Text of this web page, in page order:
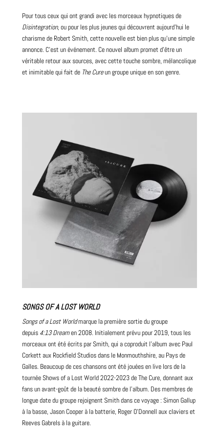
Pour tous ceux qui ont grandi avec les morceaux hypnotiques de
Disintegration, ou pour les plus jeunes qui découvrent aujourd’hui le
charisme de RobertSmith, cette nouvelle est bien plus qu’une simple
annonce. C’est un événement. Ce nouvel album promet d’être un
véritable retour aux sources, avec cette touche sombre, mélancolique
et inimitable qui fait de The Cureun groupe unique en son genre.
SONGS OF A LOST WORLD
Songs of a Lost Worldmarque la première sortie du groupe
depuis 4:13Dreamen 2008. Initialement prévu pour 2019, tous les
morceaux ont été écrits par Smith, qui a coproduit l’album avec Paul
Corkett aux Rockfield Studios dans le Monmouthshire, au Pays de
Galles. Beaucoup de ces chansons ont été jouées en live lors de la
tournée Shows of a Lost World 2022-2023 de The Cure, donnant aux
fans un avant-goût de la beauté sombre de l’album. Des membres de
longue date du groupe rejoignent Smith dans ce voyage : Simon Gallup
à la basse, Jason Cooper à la batterie, Roger O’Donnell aux claviers et
Reeves Gabrels à laguitare.